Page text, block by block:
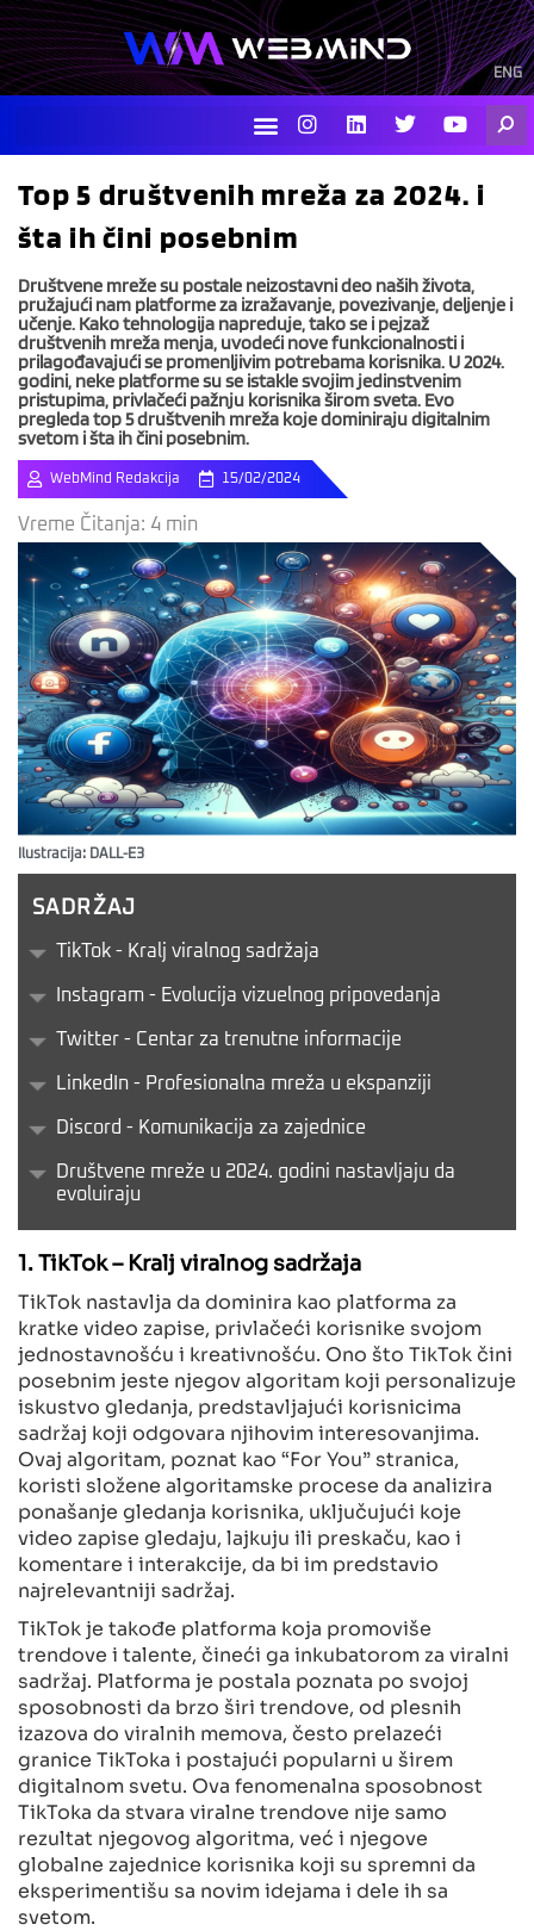
Skip
to
content
ENG
I
n
s
a
m
L
i
n
e
T
w
i
t
Y
o
u
u
Top 5 društvenih mreža za 2024. i
šta ih čini posebnim
Društvene mreže su postale neizostavni deo naših života,
pružajući nam platforme za izražavanje, povezivanje, deljenje i
učenje. Kako tehnologija napreduje, tako se i pejzaž
društvenih mreža menja, uvodeći nove funkcionalnosti i
prilagođavajući se promenljivim potrebama korisnika. U 2024.
godini, neke platforme su se istakle svojim jedinstvenim
pristupima, privlačeći pažnju korisnika širom sveta. Evo
pregleda top 5 društvenih mreža koje dominiraju digitalnim
svetom i šta ih čini posebnim.
WebMind Redakcija 15/02/2024
Vreme Čitanja: 4 min
Ilustracija: DALL-E3
SADRŽAJ
TikTok - Kralj viralnog sadržaja
Instagram - Evolucija vizuelnog pripovedanja
Twitter - Centar za trenutne informacije
LinkedIn - Profesionalna mreža u ekspanziji
Discord - Komunikacija za zajednice
Društvene mreže u 2024. godini nastavljaju da
evoluiraju
1. TikTok – Kralj viralnog sadržaja
TikTok nastavlja da dominira kao platforma za
kratke video zapise, privlačeći korisnike svojom
jednostavnošću i kreativnošću. Ono što TikTok čini
posebnim jeste njegov algoritam koji personalizuje
iskustvo gledanja, predstavljajući korisnicima
sadržaj koji odgovara njihovim interesovanjima.
Ovaj algoritam, poznat kao “For You” stranica,
koristi složene algoritamske procese da analizira
ponašanje gledanja korisnika, uključujući koje
video zapise gledaju, lajkuju ili preskaču, kao i
komentare i interakcije, da bi im predstavio
najrelevantniji sadržaj.
TikTok je takođe platforma koja promoviše
trendove i talente, čineći ga inkubatorom za viralni
sadržaj. Platforma je postala poznata po svojoj
sposobnosti da brzo širi trendove, od plesnih
izazova do viralnih memova, često prelazeći
granice TikToka i postajući popularni u širem
digitalnom svetu. Ova fenomenalna sposobnost
TikToka da stvara viralne trendove nije samo
rezultat njegovog algoritma, već i njegove
globalne zajednice korisnika koji su spremni da
eksperimentišu sa novim idejama i dele ih sa
svetom.